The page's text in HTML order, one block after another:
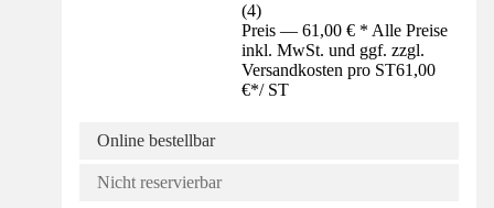
(4)
Preis — 61,00 € * Alle Preise
inkl. MwSt. und ggf. zzgl.
Versandkosten pro ST61,00
€*/ ST
Online bestellbar
Nicht reservierbar